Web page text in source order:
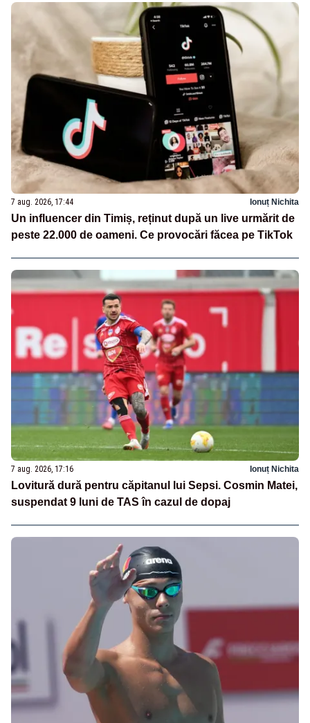
7 aug. 2026, 17:44 Ionuț Nichita
Un influencer din Timiș, reținut după un live urmărit de
peste 22.000 de oameni. Ce provocări făcea pe TikTok
7 aug. 2026, 17:16 Ionuț Nichita
Lovitură dură pentru căpitanul lui Sepsi. Cosmin Matei,
suspendat 9 luni de TAS în cazul de dopaj